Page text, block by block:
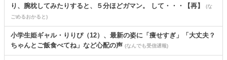
り、腕枕してみたりすると、５分ほどガマン。 して・・・【再】
(な
ごめるおかると)
小学生姫ギャル・りりぴ（12）、最新の姿に「痩せすぎ」「大丈夫？
ちゃんとご飯食べてね」など心配の声 (なんでも受信遅報)